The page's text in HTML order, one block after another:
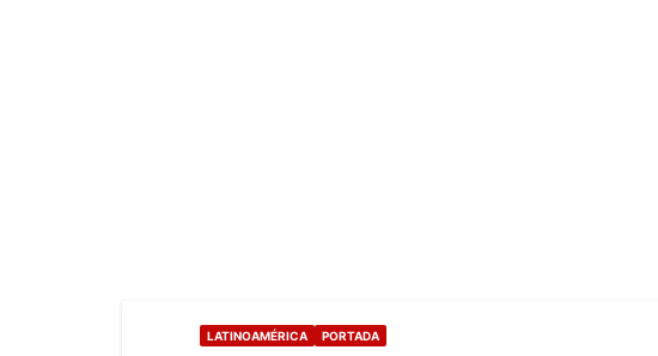
LATINOAMÉRICA PORTADA